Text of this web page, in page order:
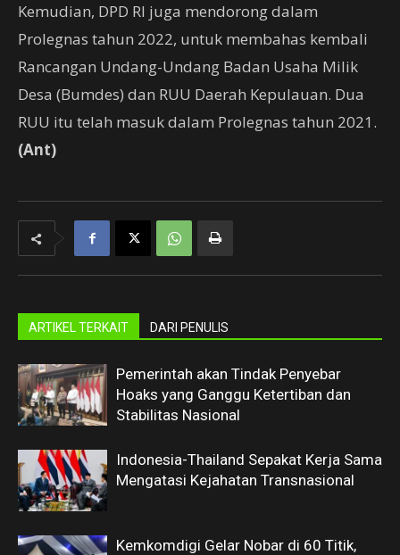
Kemudian, DPD RI juga mendorong dalam
Prolegnas tahun 2022, untuk membahas kembali
Rancangan Undang-Undang Badan Usaha Milik
Desa (Bumdes) dan RUU Daerah Kepulauan. Dua
RUU itu telah masuk dalam Prolegnas tahun 2021.
(Ant)
ARTIKEL TERKAIT DARI PENULIS
Pemerintah akan Tindak Penyebar
Hoaks yang Ganggu Ketertiban dan
Stabilitas Nasional
Indonesia-Thailand Sepakat Kerja Sama
Mengatasi Kejahatan Transnasional
Kemkomdigi Gelar Nobar di 60 Titik,